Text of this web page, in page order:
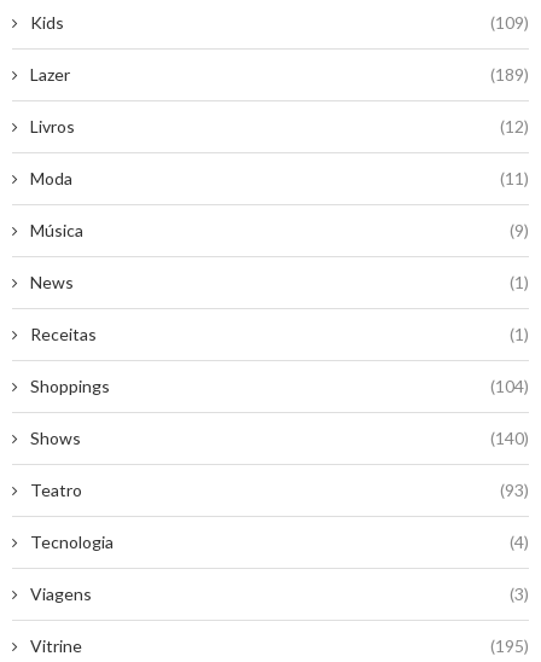
Kids (109)
Lazer (189)
Livros (12)
Moda (11)
Música (9)
News (1)
Receitas (1)
Shoppings (104)
Shows (140)
Teatro (93)
Tecnologia (4)
Viagens (3)
Vitrine (195)